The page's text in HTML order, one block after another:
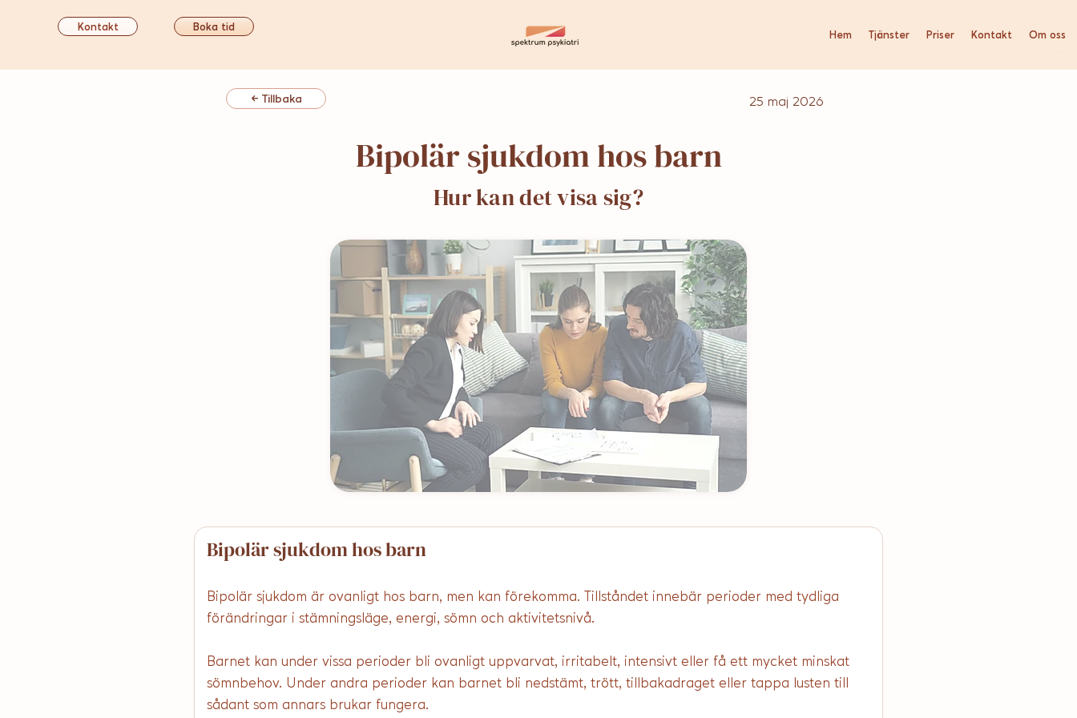
Kontakt Boka tid
Hem Tjänster Priser Kontakt Om oss
← Tillbaka 25 maj 2026
Bipolär sjukdom hos barn
Hur kan det visa sig?
Bipolär sjukdom hos barn
Bipolär sjukdom är ovanligt hos barn, men kan förekomma. Tillståndet innebär perioder med tydliga
förändringar i stämningsläge, energi, sömn och aktivitetsnivå.
Barnet kan under vissa perioder bli ovanligt uppvarvat, irritabelt, intensivt eller få ett mycket minskat
sömnbehov. Under andra perioder kan barnet bli nedstämt, trött, tillbakadraget eller tappa lusten till
sådant som annars brukar fungera.